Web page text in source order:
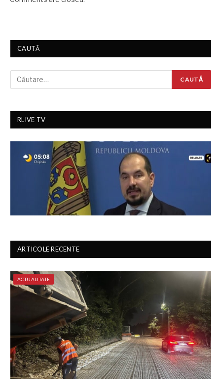
CAUTĂ
RLIVE TV
ARTICOLE RECENTE
ACTUALITATE